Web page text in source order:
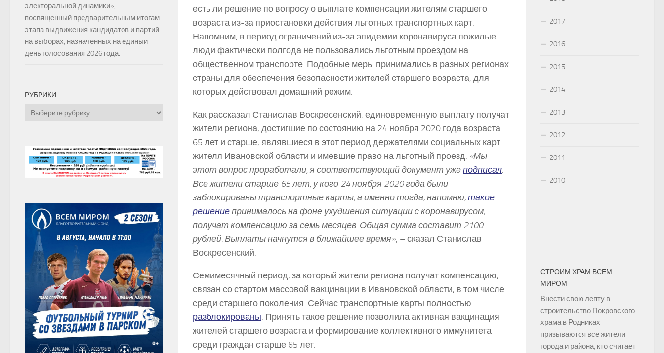
есть ли решение по вопросу о выплате компенсации жителям старшего
возраста из-за приостановки действия льготных транспортных карт.
Напомним, в период ограничений из-за эпидемии коронавируса пожилые
люди фактически полгода не пользовались льготным проездом на
общественном транспорте. Подобные меры принимались в разных регионах
страны для обеспечения безопасности жителей старшего возраста, для
которых действовал домашний режим.
Как рассказал Станислав Воскресенский, единовременную выплату получат
жители региона, достигшие по состоянию на 24 ноября 2020 года возраста
65 лет и старше, являвшиеся в этот период держателями социальных карт
жителя Ивановской области и имевшие право на льготный проезд. «Мы
этот вопрос проработали, я соответствующий документ ужеподписал.
Все жители старше 65 лет, у кого 24 ноября 2020 года были
заблокированы транспортные карты, а именно тогда, напомню,такое
решениепринималось на фоне ухудшения ситуации с коронавирусом,
получат компенсацию за семь месяцев. Общая сумма составит 2100
рублей. Выплаты начнутся в ближайшее время», – сказал Станислав
Воскресенский.
Семимесячный период, за который жители региона получат компенсацию,
связан со стартом массовой вакцинации в Ивановской области, в том числе
среди старшего поколения. Сейчас транспортные карты полностью
разблокированы. Принять такое решение позволила активная вакцинация
жителей старшего возраста и формирование коллективного иммунитета
среди граждан старше 65 лет.
электоральной динамики»,
посвященный предварительным итогам
этапа выдвижения кандидатов и партий
на выборах, назначенных на единый
день голосования 2026 года.
РУБРИКИ
Рубрики
2017
2016
2015
2014
2013
2012
2011
2010
СТРОИМ ХРАМ ВСЕМ
МИРОМ
Внести свою лепту в
строительство Покровского
храма в Родниках
призываются все жители
города и района, кто считает